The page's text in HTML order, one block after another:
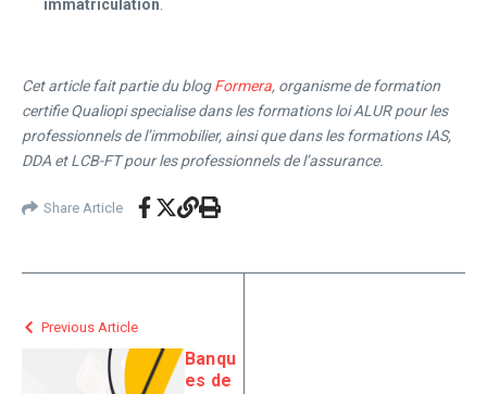
immatriculation.
Cet article fait partie du blogFormera, organisme de formation
certifie Qualiopi specialise dans les formations loi ALUR pour les
professionnels de l’immobilier, ainsi que dans les formations IAS,
DDA et LCB-FT pour les professionnels de l’assurance.
Share Article
Previous Article
Banqu
es de